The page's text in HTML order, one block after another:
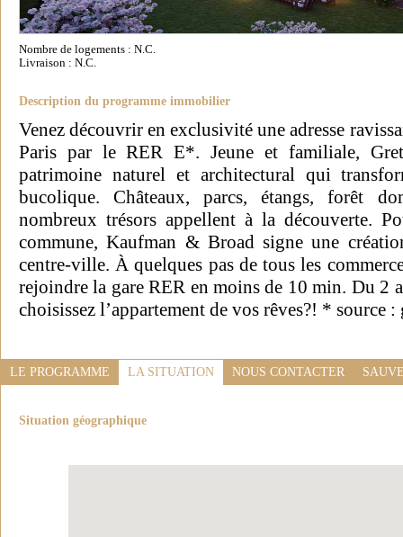
Nombre de logements : N.C.
Livraison : N.C.
Description du programme immobilier
Venez découvrir en exclusivité une adresse
Paris par le RER E*. Jeune et familiale,
patrimoine naturel et architectural qui
bucolique. Châteaux, parcs, étangs, forêt
nombreux trésors appellent à la découverte.
commune, Kaufman & Broad signe une
centre-ville. À quelques pas de tous les
rejoindre la gare RER en moins de 10 min. Du 2
choisissez l’appartement de vos rêves?! * source :
LE PROGRAMME LA SITUATION NOUS CONTACTER
Situation géographique